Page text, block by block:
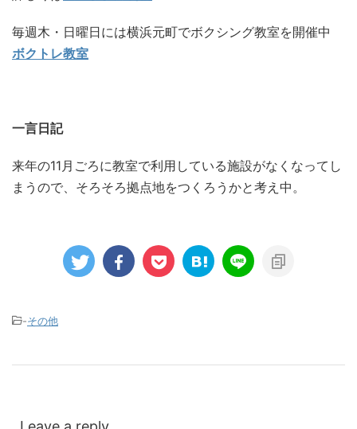
毎週木・日曜日には横浜元町でボクシング教室を開催中
ボクトレ教室
一言日記
来年の11月ごろに教室で利用している施設がなくなってし
まうので、そろそろ拠点地をつくろうかと考え中。
-その他